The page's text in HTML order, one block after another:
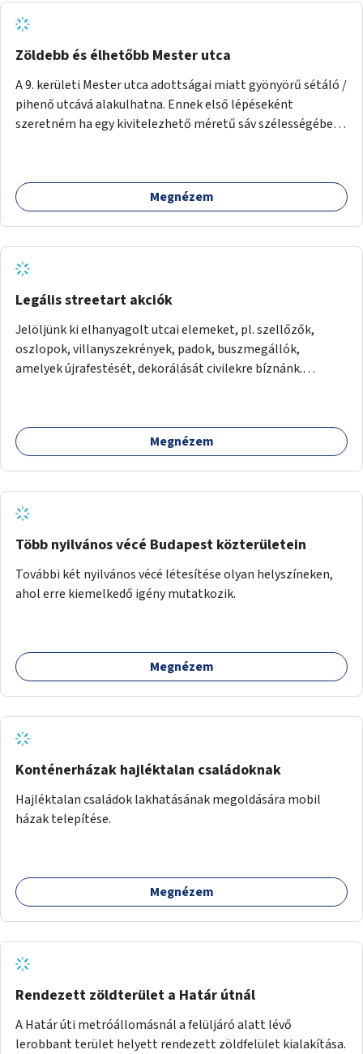
Zöldebb és élhetőbb Mester utca
A 9. kerületi Mester utca adottságai miatt gyönyörű sétáló /
pihenő utcává alakulhatna. Ennek első lépéseként
szeretném ha egy kivitelezhető méretű sáv szélességében
platán fák között. A lakók, boltok és vendéglátó helyek
együttműködését kérnénk abban, hogy ez a zöld sáv ne
addig, amíg komolyabb forgalomcsillapítások és zöldítések
nem létesülnek a Mester utcában.
Megnézem
Legális streetart akciók
Jelöljünk ki elhanyagolt utcai elemeket, pl. szellőzők,
oszlopok, villanyszekrények, padok, buszmegállók,
amelyek újrafestését, dekorálását civilekre bíznánk.
Megnézem
Több nyilvános vécé Budapest közterületein
További két nyilvános vécé létesítése olyan helyszíneken,
ahol erre kiemelkedő igény mutatkozik.
Megnézem
Konténerházak hajléktalan családoknak
Hajléktalan családok lakhatásának megoldására mobil
házak telepítése.
Megnézem
Rendezett zöldterület a Határ útnál
A Határ úti metróállomásnál a felüljáró alatt lévő
lerobbant terület helyett rendezett zöldfelület kialakítása.